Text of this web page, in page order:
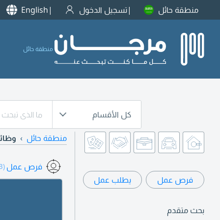
منطقة حائل تسجيل الدخول English
منطقة حائل
كل الأقسام
فرص عمل يطلب عمل
بحث متقدم
منطقة حائل
فرص عمل (383)